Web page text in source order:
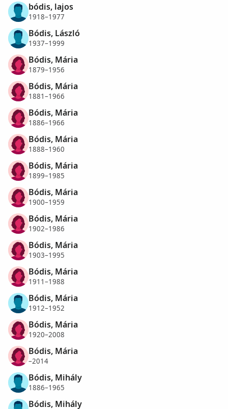
bódis, lajos
1918–1977
Bódis, László
1937–1999
Bódis, Mária
1879–1956
Bódis, Mária
1881–1966
Bódis, Mária
1886–1966
Bódis, Mária
1888–1960
Bódis, Mária
1899–1985
Bódis, Mária
1900–1959
Bódis, Mária
1902–1986
Bódis, Mária
1903–1995
Bódis, Mária
1911–1988
Bódis, Mária
1912–1952
Bódis, Mária
1920–2008
Bódis, Mária
–2014
Bódis, Mihály
1886–1965
Bódis, Mihály